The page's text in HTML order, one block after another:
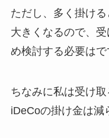
ただし、多く掛け
大きくなるので、
め検討する必要はで
ちなみに私は受け
iDeCoの掛け金は減